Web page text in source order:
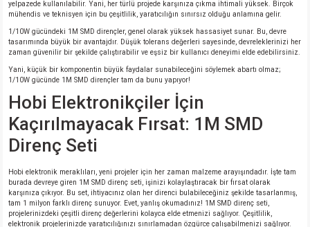
yelpazede kullanılabilir. Yani, her türlü projede karşınıza çıkma ihtimali yüksek. Birçok
mühendis ve teknisyen için bu çeşitlilik, yaratıcılığın sınırsız olduğu anlamına gelir.
1/10W gücündeki 1M SMD dirençler, genel olarak yüksek hassasiyet sunar. Bu, devre
tasarımında büyük bir avantajdır. Düşük tolerans değerleri sayesinde, devreleklerinizi her
zaman güvenilir bir şekilde çalıştırabilir ve eşsiz bir kullanıcı deneyimi elde edebilirsiniz.
Yani, küçük bir komponentin büyük faydalar sunabileceğini söylemek abartı olmaz;
1/10W gücünde 1M SMD dirençler tam da bunu yapıyor!
Hobi Elektronikçiler İçin
Kaçırılmayacak Fırsat: 1M SMD
Direnç Seti
Hobi elektronik meraklıları, yeni projeler için her zaman malzeme arayışındadır. İşte tam
burada devreye giren 1M SMD direnç seti, işinizi kolaylaştıracak bir fırsat olarak
karşınıza çıkıyor. Bu set, ihtiyacınız olan her direnci bulabileceğiniz şekilde tasarlanmış,
tam 1 milyon farklı direnç sunuyor. Evet, yanlış okumadınız! 1M SMD direnç seti,
projelerinizdeki çeşitli direnç değerlerini kolayca elde etmenizi sağlıyor. Çeşitlilik,
elektronik projelerinizde yaratıcılığınızı sınırlamadan özgürce çalışabilmenizi sağlıyor.